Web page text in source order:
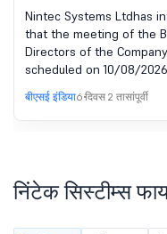
Intimation for
Of Un-Audited
Results For Quarter
30Th June, 2026
Nintec Systems Ltdhas
that the meeting of the
Directors of the
scheduled on 10/08/
to consider and approve
financial results for
30th June, 2026
बीएसई इंडिया6 दिवस 2 तासांपूर्वी
निंटेक सिस्टीम्स